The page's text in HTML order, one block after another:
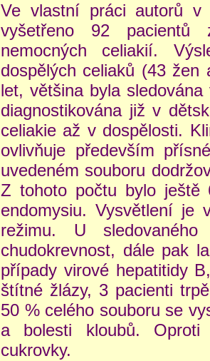
Ve vlastní práci autorů v
vyšetřeno 92 pacientů
nemocných celiakií.
dospělých celiaků (43
let, většina byla
diagnostikována již v
celiakie až v dospělosti.
ovlivňuje především
uvedeném souboru
Z tohoto počtu bylo ještě
endomysiu. Vysvětlení je
režimu. U
chudokrevnost, dále pak
případy virové hepatitidy
štítné žlázy, 3 pacienti
50 % celého souboru se
a bolesti kloubů. Oproti
cukrovky.